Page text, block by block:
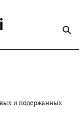
и подержанных